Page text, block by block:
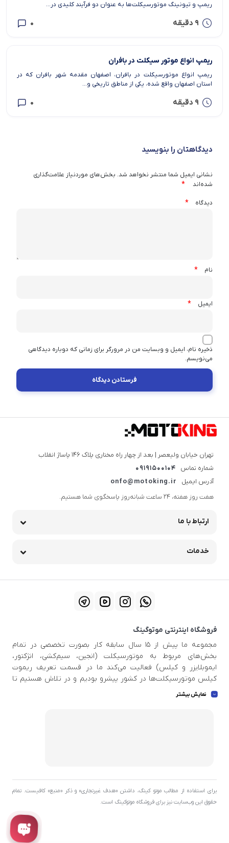
ریمپ و تیونینگ موتورسیکلت‌ها به عنوان دو فرآیند کلیدی در...
9 دقیقه 0
ریمپ انواع موتور سیکلت در بافران
ریمپ انواع موتورسیکلت در بافران، اصفهان مقدمه شهر بافران که در
استان اصفهان واقع شده، یکی از مناطق تاریخی و...
9 دقیقه 0
دیدگاهتان را بنویسید
نشانی ایمیل شما منتشر نخواهد شد. بخش‌های موردنیاز علامت‌گذاری
شده‌اند
*
دیدگاه *
نام *
ایمیل *
ذخیره نام، ایمیل و وبسایت من در مرورگر برای زمانی که دوباره دیدگاهی
می‌نویسم.
تهران خیابان ولیعصر | بعد از چهار راه مختاری پلاک ۱۴۶ پاساژ انقلاب
شماره تماس
09191500104
آدرس ایمیل
onfo@motoking.ir
هفت روز هفته، ۲۴ ساعت شبانه‌روز پاسخگوی شما هستیم.
ارتباط با ما
خدمات
فروشگاه اینترنتی موتوگینگ
مجموعه ما پیش از ۱۵ سال سابقه کار بصورت تخصصی در تمام
بخش‌های مربوط به موتورسیکلت (انجین، سیم‌کشی، انژکتور،
ایموبلایزر و کیلس) فعالیت می‌کند ما در قسمت تعریف ریموت
کیلس موتورسیکلت‌ها در کشور پیشرو بودیم و در تلاش هستیم تا
اطلاعات بروزی در دست داشته باشید تا بتوانیم خدمات استاندار و
نمایش بیشتر
برای استفاده از مطالب موتو کینگ، داشتن «هدف غیرتجاری» و ذکر «منبع» کافیست. تمام
حقوق اين وب‌سايت نیز برای فروشگاه موتوکینگ است.